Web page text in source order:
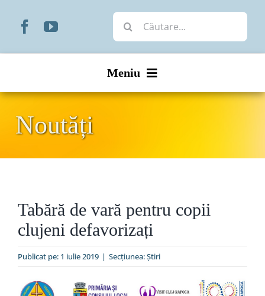
Cautare...
Meniu
Organizare
Liturgic
Noutăți
Tabără de vară pentru copii
clujeni defavorizați
Publicat pe: 1 iulie 2019 | Secțiunea:Ştiri